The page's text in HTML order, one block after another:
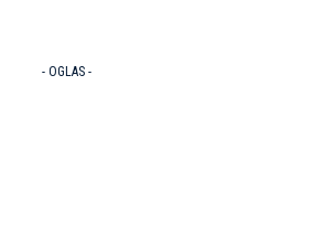
- OGLAS -